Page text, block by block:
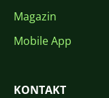
Magazin
Mobile App
KONTAKT